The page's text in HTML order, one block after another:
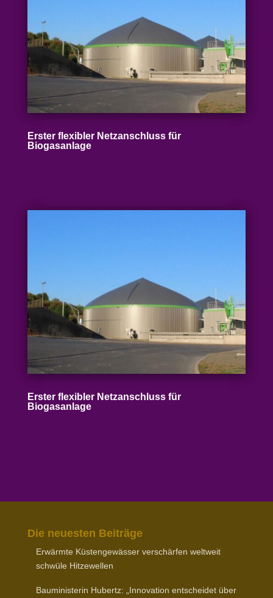
Erster flexibler Netz­an­schluss für
Biogasanlage
Erster flexibler Netz­an­schluss für
Biogasanlage
Die neuesten Beiträge
Erwärmte Küsten­ge­wässer verschärfen weltweit
schwüle Hitzewellen
Baumi­nis­terin Hubertz: „Inno­vation entscheidet über